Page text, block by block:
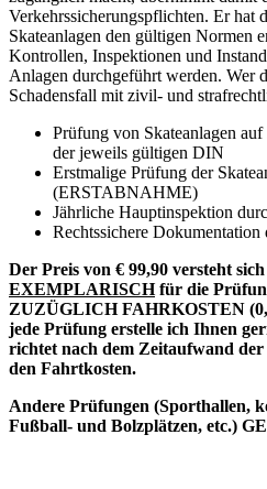
Verkehrssicherungspflichten. Er hat
Skateanlagen den gültigen Normen
Kontrollen, Inspektionen und
Anlagen durchgeführt werden. Wer
Schadensfall mit zivil- und
Prüfung von Skateanlagen
der jeweils gültigen DIN
Erstmalige Prüfung der
(ERSTABNAHME)
Jährliche Hauptinspektion
Rechtssichere Dokumentation
Der Preis von € 99,90 versteht sich
EXEMPLARISCHfür die
ZUZÜGLICH FAHRKOSTEN
jede Prüfung erstelle ich Ihnen
richtet nach dem Zeitaufwand
den Fahrtkosten.
Andere Prüfungen (Sporthallen,
Fußball- und Bolzplätzen, etc.)